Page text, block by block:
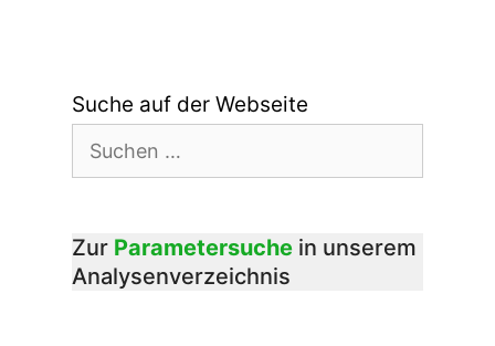
Suche auf der Webseite
nach:
Zur Parametersuche in unserem
Analysenverzeichnis